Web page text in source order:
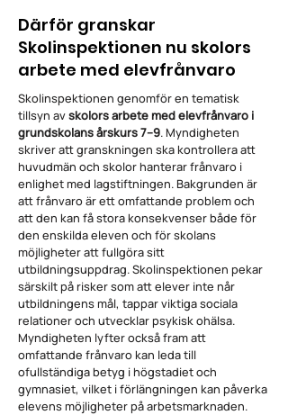
Därför granskar
Skolinspektionen nu skolors
arbete med elevfrånvaro
Skolinspektionen genomför en tematisk
tillsyn avskolors arbete med elevfrånvaro i
grundskolans årskurs 7–9. Myndigheten
skriver att granskningen ska kontrollera att
huvudmän och skolor hanterar frånvaro i
enlighet med lagstiftningen. Bakgrunden är
att frånvaro är ett omfattande problem och
att den kan få stora konsekvenser både för
den enskilda eleven och för skolans
möjligheter att fullgöra sitt
utbildningsuppdrag. Skolinspektionen pekar
särskilt på risker som att elever inte når
utbildningens mål, tappar viktiga sociala
relationer och utvecklar psykisk ohälsa.
Myndigheten lyfter också fram att
omfattande frånvaro kan leda till
ofullständiga betyg i högstadiet och
gymnasiet, vilket i förlängningen kan påverka
elevens möjligheter på arbetsmarknaden.